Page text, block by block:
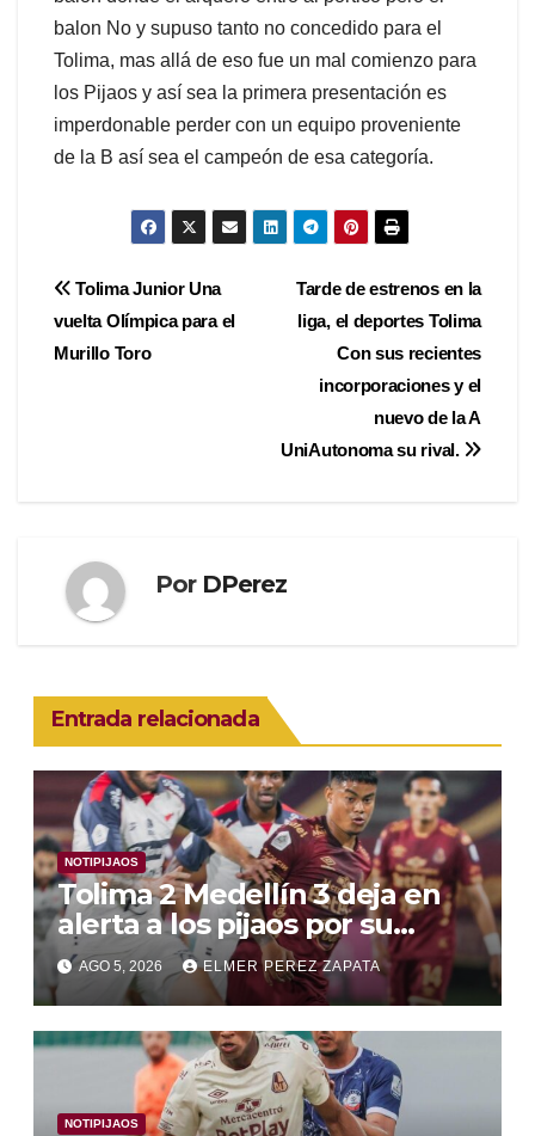
balon No y supuso tanto no concedido para el
Tolima, mas allá de eso fue un mal comienzo para
los Pijaos y así sea la primera presentación es
imperdonable perder con un equipo proveniente
de la B así sea el campeón de esa categoría.
Navegación
de
Tarde de estrenos en la
liga, el deportes Tolima
Con sus recientes
incorporaciones y el
nuevo de la A
UniAutonoma su rival.
Tolima Junior Una
vuelta Olímpica para el
Murillo Toro
Por DPerez
Entrada relacionada
NOTIPIJAOS
Tolima 2 Medellín 3 deja en
alerta a los pijaos por su
fútbol irregular
AGO 5, 2026 ELMER PEREZ ZAPATA
NOTIPIJAOS